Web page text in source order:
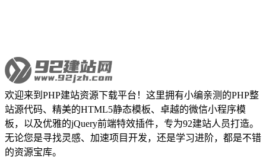
欢迎来到PHP建站资源下载平台！这里拥有小编亲测的PHP整
站源代码、精美的HTML5静态模板、卓越的微信小程序模
板，以及优雅的jQuery前端特效插件，专为92建站人员打造。
无论您是寻找灵感、加速项目开发，还是学习进阶，都是不错
的资源宝库。